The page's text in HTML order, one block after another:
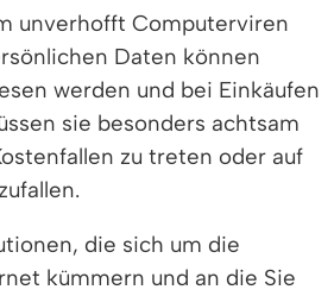
unverhofft Computerviren
Daten können
werden und bei Einkäufen
sie besonders achtsam
zu treten oder auf
die sich um die
kümmern und an die Sie